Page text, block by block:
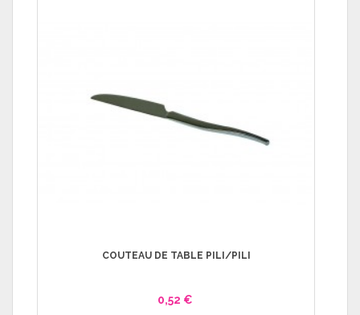
COUTEAU DE TABLE PILI/PILI
0,52 €